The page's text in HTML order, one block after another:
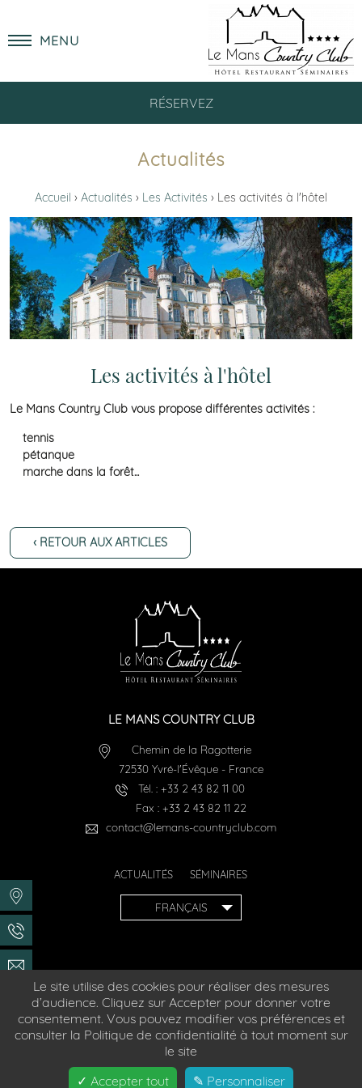
RÉSERVEZ
MENU
Actualités
Accueil Actualités Les Activités Les activités à l'hôtel
Les activités à l'hôtel
Le Mans Country Club vous propose différentes activités :
tennis
pétanque
marche dans la forêt...
‹ RETOUR AUX ARTICLES
LE MANS COUNTRY CLUB
Chemin de la Ragotterie
72530 Yvré-l'Évêque - France
Tél. : +33 2 43 82 11 00
Fax : +33 2 43 82 11 22
contact@lemans-countryclub.com
ACTUALITÉS SÉMINAIRES
FRANÇAIS
Hôtel accessible aux personnes à mobilité réduite
© 2026Le Mans Country Club- Site officiel
Agence WEBCOM
Mentions Légales
Le site utilise des cookies pour réaliser des mesures
d’audience. Cliquez sur Accepter pour donner votre
consentement. Vous pouvez modifier vos préférences et
consulter la Politique de confidentialité à tout moment sur
le site
✓ Accepter tout
✎ Personnaliser